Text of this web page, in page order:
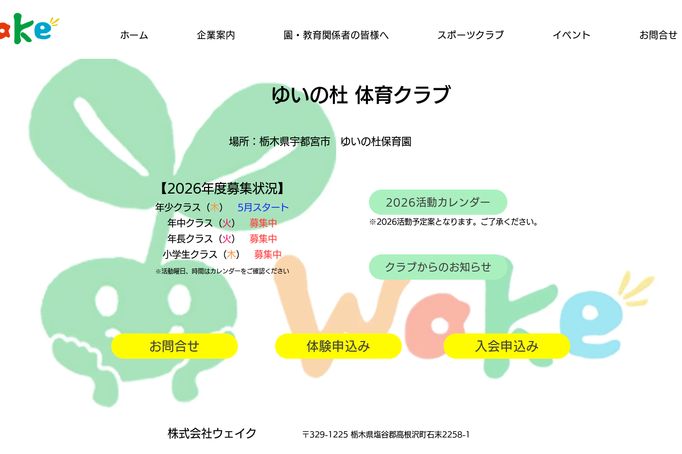
ホーム 企業案内 園・教育関係者の皆様へ スポーツクラブ イベント お問合せ
ゆいの杜 体育クラブ
場所：栃木県宇都宮市​ ゆいの杜保育園
【2026年度募集状況】
年少クラス（木） 5月スタート
年中クラス （火）
募集中
年長クラス（火） 募集中
小学生クラス（木） 募集中
※活動曜日、時間はカレンダーをご確認ください
2026活動カレンダー
​※2026活動予定案となります。ご了承ください。
クラブからのお知らせ
お問合せ 体験申込み 入会申込み
株式会社ウェイク 〒329-1225 栃木県塩谷郡高根沢町石末2258-1